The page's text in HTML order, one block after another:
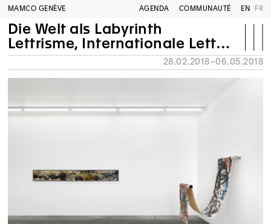
MAMCO GENÈVE AGENDA COMMUNAUTÉ EN FR
Die Welt als Labyrinth
Lettrisme, Internationale Lettriste, Deuxième Internationale Lettriste, Mouvement pour un Bauhaus Imaginiste, Laboratoire expérimental d’Alba, Comité psychogéographique de Londres, Internationale Situationniste, Situationnist Times, SPUR
28.02.2018–06.05.2018